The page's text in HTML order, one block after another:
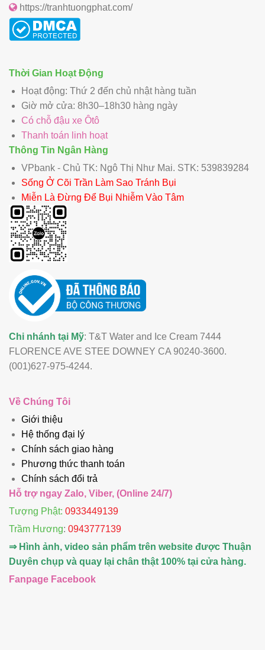
https://tranhtuongphat.com/
Thời Gian Hoạt Động
Hoạt động: Thứ 2 đến chủ nhật hàng tuần
Giờ mở cửa: 8h30–18h30 hàng ngày
Có chỗ đậu xe Ôtô
Thanh toán linh hoạt
Thông Tin Ngân Hàng
VPbank - Chủ TK: Ngô Thị Như Mai. STK: 539839284
Sống Ở Cõi Trần Làm Sao Tránh Bụi
Miễn Là Đừng Để Bụi Nhiễm Vào Tâm
Chi nhánh tại Mỹ: T&T Water and Ice Cream 7444
FLORENCE AVE STEE DOWNEY CA 90240-3600.
(001)627-975-4244.
Về Chúng Tôi
Giới thiệu
Hệ thống đại lý
Chính sách giao hàng
Phương thức thanh toán
Chính sách đổi trả
Hỗ trợ ngay Zalo, Viber, (Online 24/7)
Tượng Phật: 0933449139
Trầm Hương: 0943777139
⇒ Hình ảnh, video sản phẩm trên website được Thuận
Duyên chụp và quay lại chân thật 100% tại cửa hàng.
Fanpage Facebook